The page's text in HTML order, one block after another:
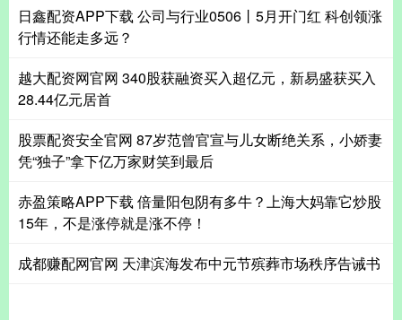
日鑫配资APP下载 公司与行业0506丨5月开门红 科创领涨
行情还能走多远？
越大配资网官网 340股获融资买入超亿元，新易盛获买入
28.44亿元居首
股票配资安全官网 87岁范曾官宣与儿女断绝关系，小娇妻
凭“独子”拿下亿万家财笑到最后
赤盈策略APP下载 倍量阳包阴有多牛？上海大妈靠它炒股
15年，不是涨停就是涨不停！
成都赚配网官网 天津滨海发布中元节殡葬市场秩序告诫书